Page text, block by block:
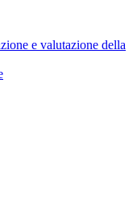
e valutazione della